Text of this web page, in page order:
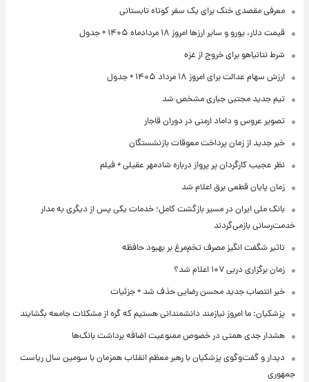
معرفی مقصدی خنک برای یک سفر کوتاه تابستانی
قیمت دلار، یورو و سایر ارزها امروز ۱۸ مردادماه ۱۴۰۵ + جدول
شرط نتانیاهو برای خروج از غزه
ارزش سهام عدالت برای امروز ۱۸ مرداد ۱۴۰۵ + جدول
تیم جدید مجتبی جباری مشخص شد
تصویر عروس و داماد ارمنی در دوران قاجار
خبر جدید از زمان پرداخت معوقات بازنشستگان
نظر عجیب کارگردان پر پرواز درباره شادمهر عقیلی + فیلم
زمان پایان قطعی برق اعلام شد
بانک ملی ایران در مسیر بازگشت کامل؛ خدمات یکی پس از دیگری به مدار
خدمت‌رسانی بازمی‌گردند
تاثیر شگفت انگیز مصرف تخم‌مرغ بر بهبود حافظه
زمان برگزاری دربی ۱۰۷ اعلام شد؟
خبر انتصاب جدید محسن رضایی حذف شد + جزئیات
پزشکیان: ما امروز نیازمند دانشمندانی هستیم که گره از مشکلات جامعه بگشایند
هشدار جدی همتی در خصوص ممنوعیت اضافه ‌برداشت بانک‌ها
دیدار و گفت‌وگوی پزشکیان با رهبر معظم انقلاب همزمان با سومین سال ریاست
جمهوری